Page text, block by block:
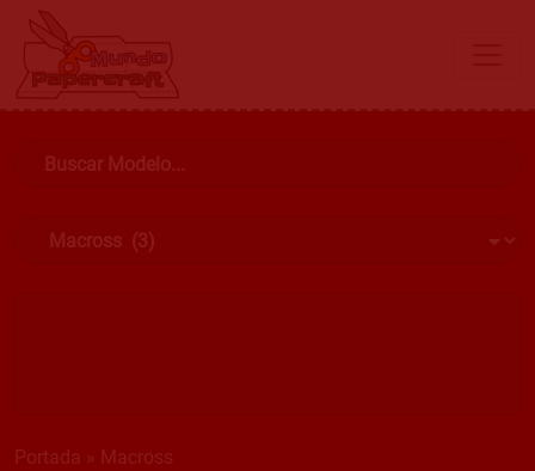
Portada Macross